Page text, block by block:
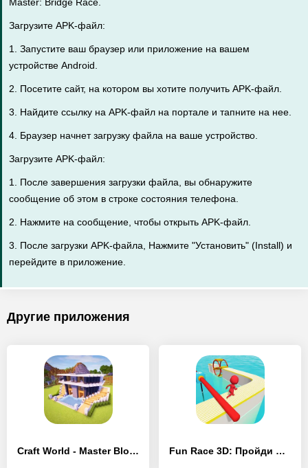
Загрузите APK-файл:
1. Запустите ваш браузер или приложение на вашем
устройстве Android.
2. Посетите сайт, на котором вы хотите получить APK-файл.
3. Найдите ссылку на APK-файл на портале и тапните на нее.
4. Браузер начнет загрузку файла на ваше устройство.
Загрузите APK-файл:
1. После завершения загрузки файла, вы обнаружите
сообщение об этом в строке состояния телефона.
2. Нажмите на сообщение, чтобы открыть APK-файл.
3. После загрузки APK-файла, Нажмите "Установить" (Install) и
перейдите в приложение.
Другие приложения
Craft World - Master Block 3D - [Взлом/МОД Меню] Fun Race 3D: Пройди испытания! - [Взлом/МОД Unlocked]